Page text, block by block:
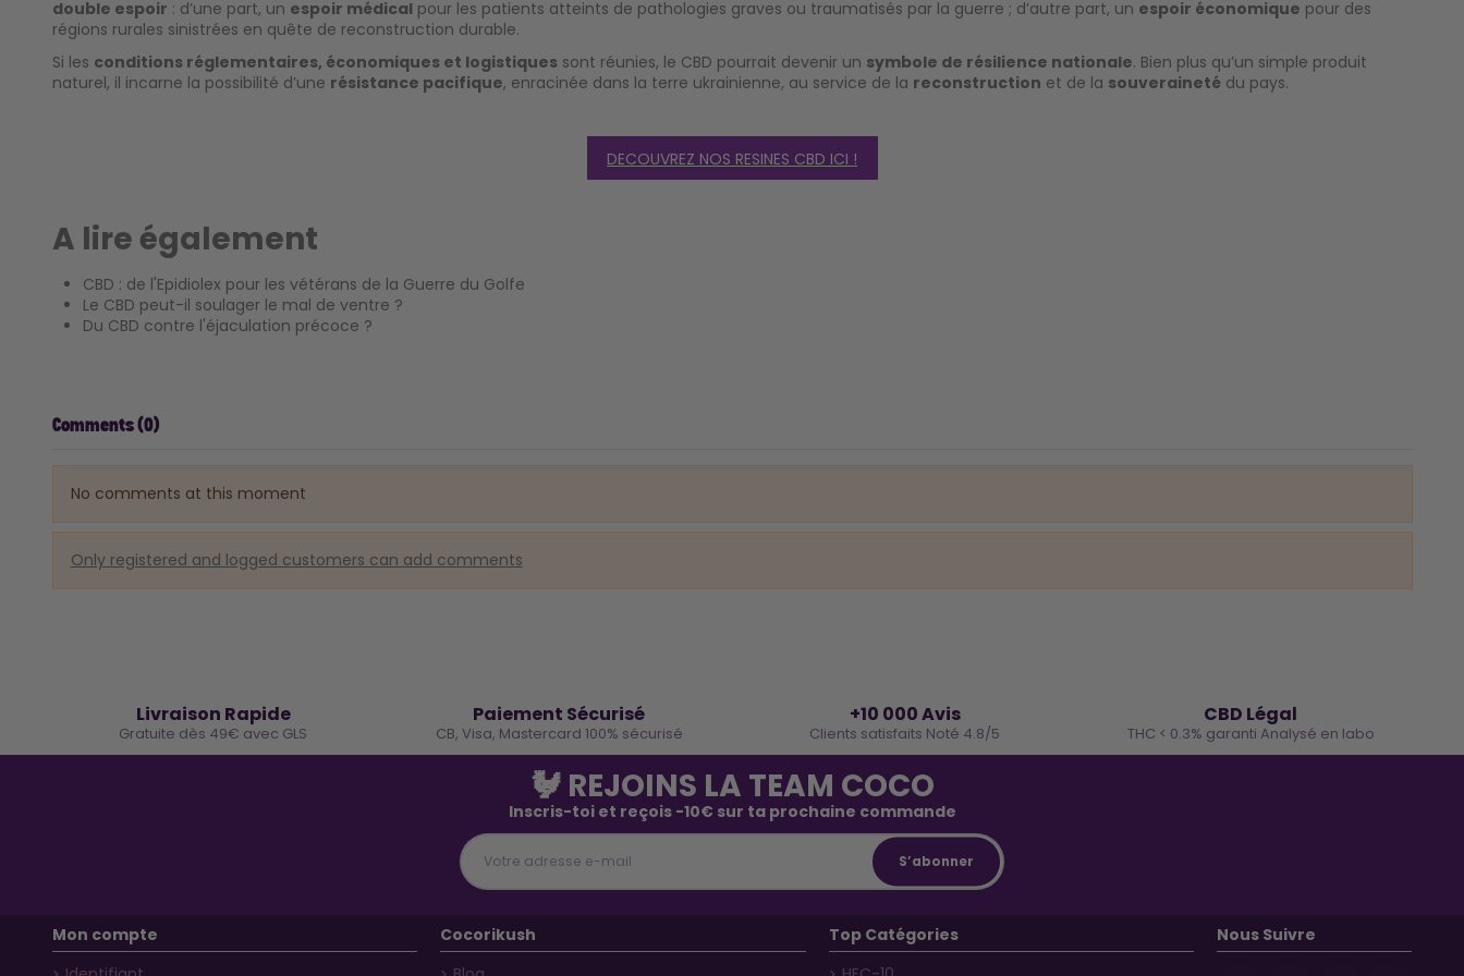
double espoir : d’une part, un espoir médicalpour les patients atteints de pathologies graves ou traumatisés par la guerre ; d’autre part, un espoir économique pour des
régions rurales sinistrées en quête de reconstruction durable.
Si les conditions réglementaires, économiques et logistiquessont réunies, le CBD pourrait devenir un symbole de résilience nationale. Bien plus qu’un simple produit
naturel, il incarne la possibilité d’une résistance pacifique, enracinée dans la terre ukrainienne, au service de la reconstruction et de la souverainetédu pays.
DECOUVREZ NOS RESINES CBD ICI !
A lire également
CBD : de l'Epidiolex pour les vétérans de la Guerre du Golfe
Le CBD peut-il soulager le mal de ventre ?
Du CBD contre l'éjaculation précoce ?
Comments (0)
No comments at this moment
Only registered and logged customers can add comments
Livraison Rapide
Gratuite dès 49€ avec GLS
Paiement Sécurisé
CB, Visa, Mastercard 100% sécurisé
+10 000 Avis
Clients satisfaits Noté 4.8/5
CBD Légal
THC < 0.3% garanti Analysé en labo
🐓 REJOINS LA TEAM COCO
Inscris-toi et reçois -10€ sur ta prochaine commande
Mon compte
Cocorikush
Top Catégories
Nous Suivre